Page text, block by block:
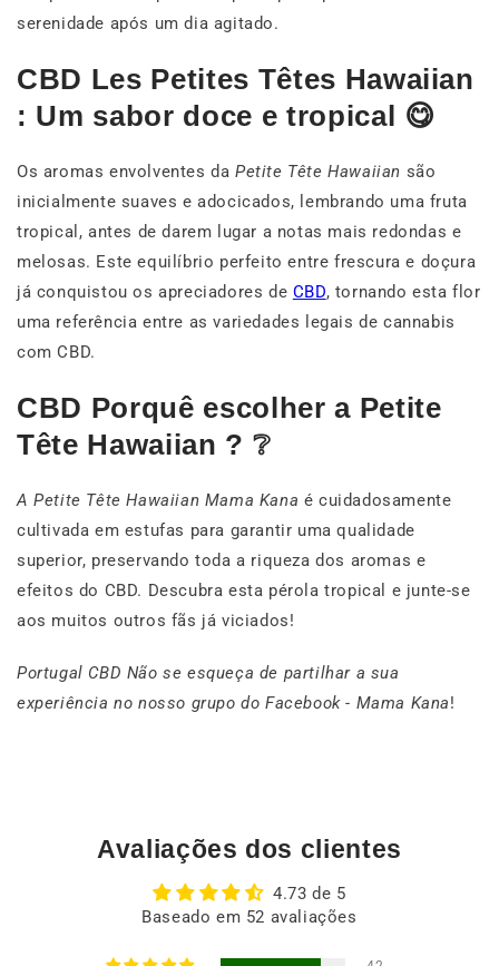
serenidade após um dia agitado.
CBD Les Petites Têtes Hawaiian
: Um sabor doce e tropical 😋
Os aromas envolventes da Petite Tête Hawaiian são
inicialmente suaves e adocicados, lembrando uma fruta
tropical, antes de darem lugar a notas mais redondas e
melosas. Este equilíbrio perfeito entre frescura e doçura
já conquistou os apreciadores de CBD, tornando esta flor
uma referência entre as variedades legais de cannabis
com CBD.
CBD Porquê escolher a Petite
Tête Hawaiian ? ❔
A Petite Tête Hawaiian Mama Kana é cuidadosamente
cultivada em estufas para garantir uma qualidade
superior, preservando toda a riqueza dos aromas e
efeitos do CBD. Descubra esta pérola tropical e junte-se
aos muitos outros fãs já viciados!
Portugal CBD Não se esqueça de partilhar a sua
experiência no nosso grupo do Facebook - Mama Kana!
Avaliações dos clientes
4.73 de 5
Baseado em 52 avaliações